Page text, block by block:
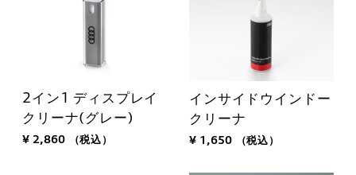
2イン1 ディスプレイ
クリーナ(グレー)
¥ 2,860 （税込）
インサイドウインドー
クリーナ
¥ 1,650 （税込）